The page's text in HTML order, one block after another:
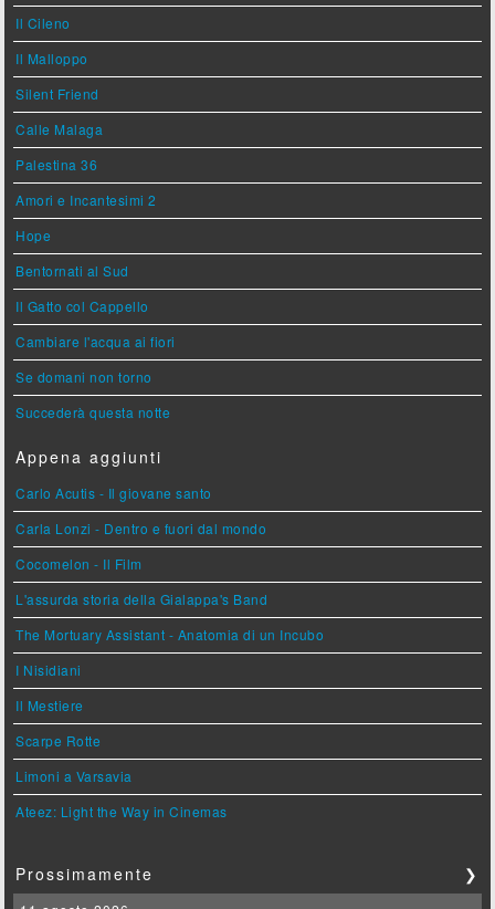
Il Cileno
Il Malloppo
Silent Friend
Calle Malaga
Palestina 36
Amori e Incantesimi 2
Hope
Bentornati al Sud
Il Gatto col Cappello
Cambiare l'acqua ai fiori
Se domani non torno
Succederà questa notte
Appena aggiunti
Carlo Acutis - Il giovane santo
Carla Lonzi - Dentro e fuori dal mondo
Cocomelon - Il Film
L'assurda storia della Gialappa's Band
The Mortuary Assistant - Anatomia di un Incubo
I Nisidiani
Il Mestiere
Scarpe Rotte
Limoni a Varsavia
Ateez: Light the Way in Cinemas
Prossimamente ❯